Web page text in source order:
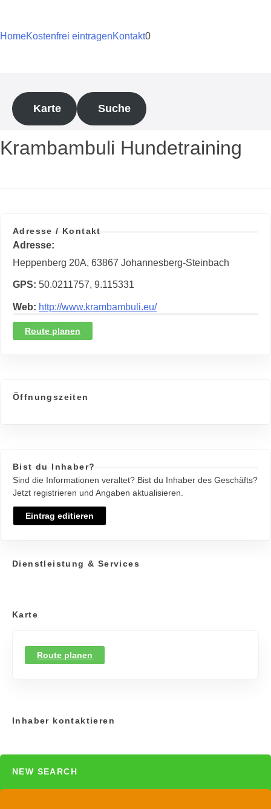
springen
HomeKostenfrei eintragenKontakt0
Karte Suche
Krambambuli Hundetraining
Adresse / Kontakt
Adresse
Heppenberg 20A, 63867 Johannesberg-Steinbach
GPS 50.0211757, 9.115331
Web http://www.krambambuli.eu/
Route planen
Öffnungszeiten
Bist du Inhaber?
Sind die Informationen veraltet? Bist du Inhaber des Geschäfts?
Jetzt registrieren und Angaben aktualisieren.
Eintrag editieren
Dienstleistung & Services
Karte
Route planen
Inhaber kontaktieren
NEW SEARCH